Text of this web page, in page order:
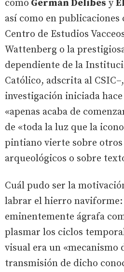
como Germán Delibes y
así como en
Centro de Estudios
Wattenberg o la
dependiente de la
Católico, adscrita al
investigación iniciada hace
«apenas acaba de
de «toda la luz que la
pintiano vierte sobre otros
arqueológicos o sobre
Cuál pudo ser la
labrar el hierro naviforme:
eminentemente ágrafa
plasmar los ciclos
visual era un «mecanismo
transmisión de dicho